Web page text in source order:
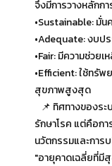
จึงมีการวางหลักกา
•Sustainable: มั่น
•Adequate: งบป
•Fair: มีความช่วย
•Efficient: ใช้ทรั
สุขภาพสูงสุด
📌 ทิศทางของร
รักษาโรค แต่คือก
นวัตกรรมและการ
"อายุคาดเฉลี่ยที่มี